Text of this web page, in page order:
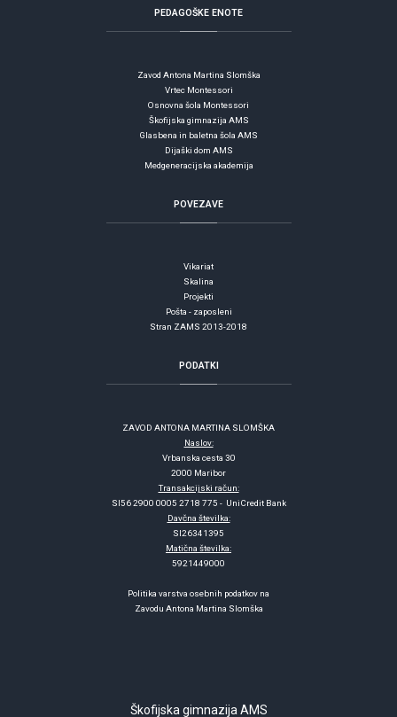
PEDAGOŠKE ENOTE
Zavod Antona Martina Slomška
Vrtec Montessori
Osnovna šola Montessori
Škofijska gimnazija AMS
Glasbena in baletna šola AMS
Dijaški dom AMS
Medgeneracijska akademija
POVEZAVE
Vikariat
Skalina
Projekti
Pošta - zaposleni
Stran ZAMS 2013-2018
PODATKI
ZAVOD ANTONA MARTINA SLOMŠKA
Naslov:
Vrbanska cesta 30
2000 Maribor
Transakcijski račun:
SI56 2900 0005 2718 775 - UniCredit Bank
Davčna številka:
SI26341395
Matična številka:
5921449000
Politika varstva osebnih podatkov na
Zavodu Antona Martina Slomška
Škofijska gimnazija AMS